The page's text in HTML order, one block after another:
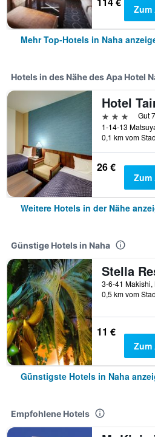
Zum
Mehr Top-Hotels in Naha
Hotels in des Nähe des Apa Hotel
Hotel
3 Sterne
Gut
0,1 km vom
26 €
Zum
Weitere Hotels in der Nähe
Günstige Hotels in Naha
3-6-41 Makishi,
0,5 km vom
11 €
Zum
Günstigste Hotels in Naha
Empfohlene Hotels